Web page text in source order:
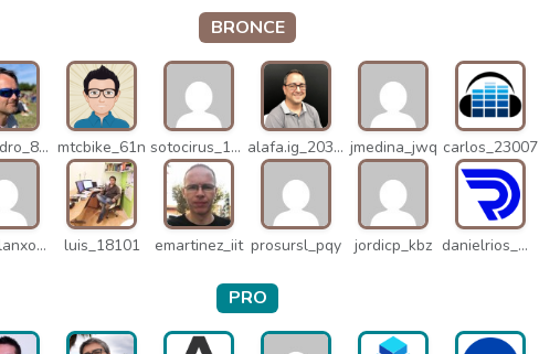
BRONCE
alejandro_8931 mtcbike_61n sotocirus_11872 alafa.ig_20338 jmedina_jwq carlos_23007
miguelanxogomez_21982 luis_18101 emartinez_iit prosursl_pqy jordicp_kbz danielrios_mqb
PRO